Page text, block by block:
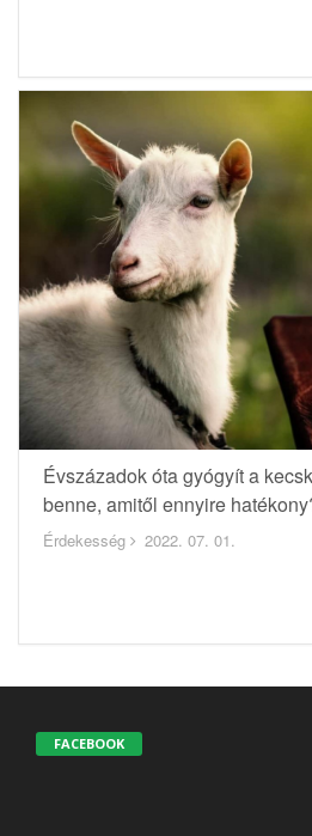
Évszázadok óta gyógyít a
benne, amitől ennyire
Érdekesség 2022. 07. 01.
FACEBOOK